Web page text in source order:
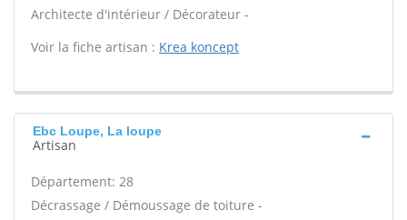
Architecte d'intérieur / Décorateur -
Voir la fiche artisan : Krea koncept
Ebc Loupe, La loupe
Artisan
Département: 28
Décrassage / Démoussage de toiture -